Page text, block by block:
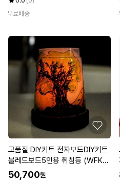
무료배송
고품질 DIY키트 전자보드DIY키트
블레드보드5인용 취침등 (WFKH
FLL)
50,700원